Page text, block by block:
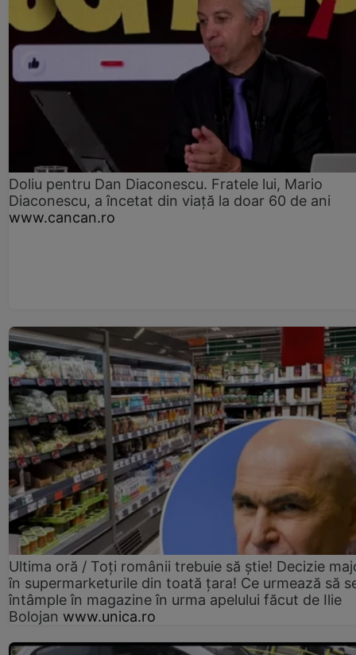
Doliu pentru Dan Diaconescu. Fratele lui, Mario
Diaconescu, a încetat din viață la doar 60 de ani
www.cancan.ro
Ultima oră / Toți românii trebuie să știe! Decizie
în supermarketurile din toată țara! Ce urmează să
întâmple în magazine în urma apelului făcut de Ilie
Bolojan www.unica.ro